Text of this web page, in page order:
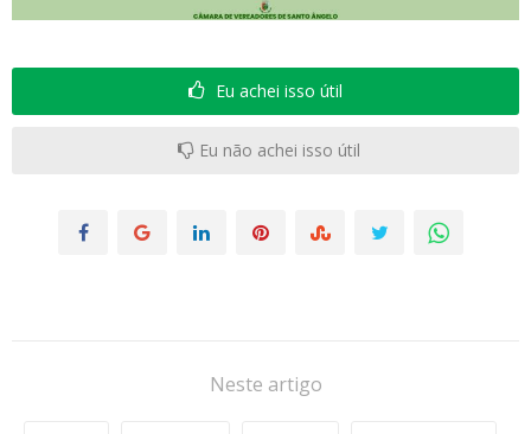
Eu achei isso útil
Eu não achei isso útil
Neste artigo